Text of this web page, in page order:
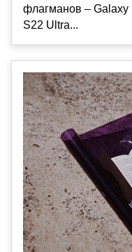
флагманов – Galaxy
S22 Ultra...